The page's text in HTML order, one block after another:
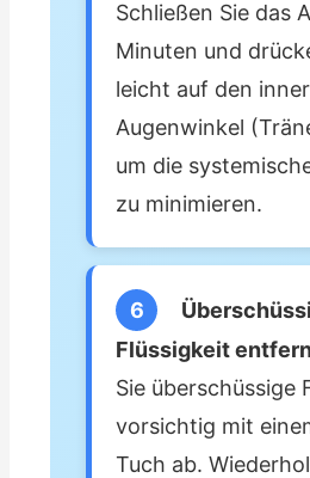
Schließen Sie das
Minuten und
leicht auf den
Augenwinkel
um die
zu minimieren.
6
Flüssigkeit
Sie überschüssige
vorsichtig mit
Tuch ab.